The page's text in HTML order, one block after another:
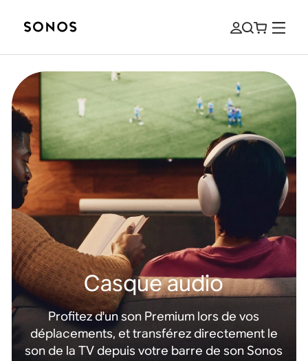
Casque audio
Profitez d'un son Premium lors de vos
déplacements, et transférez directement le
son de la TV depuis votre barre de son Sonos